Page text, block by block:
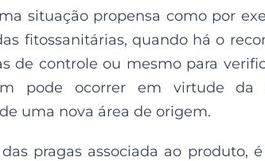
situação propensa como por
fitossanitárias, quando há o
de controle ou mesmo para
pode ocorrer em virtude da
uma nova área de origem.
pragas associada ao produto,